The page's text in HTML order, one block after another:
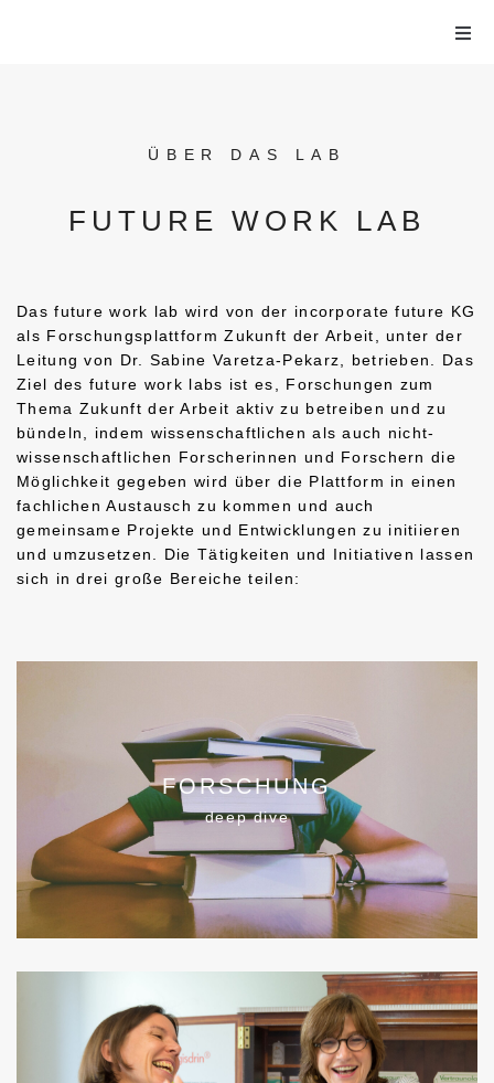
ÜBER DAS LAB
FUTURE WORK LAB
Das future work lab wird von der incorporate future KG
als Forschungsplattform Zukunft der Arbeit, unter der
Leitung von Dr. Sabine Varetza-Pekarz, betrieben. Das
Ziel des future work labs ist es, Forschungen zum
Thema Zukunft der Arbeit aktiv zu betreiben und zu
bündeln, indem wissenschaftlichen als auch nicht-
wissenschaftlichen Forscherinnen und Forschern die
Möglichkeit gegeben wird über die Plattform in einen
fachlichen Austausch zu kommen und auch
gemeinsame Projekte und Entwicklungen zu initiieren
und umzusetzen. Die Tätigkeiten und Initiativen lassen
sich in drei große Bereiche teilen:
FORSCHUNG
deep dive